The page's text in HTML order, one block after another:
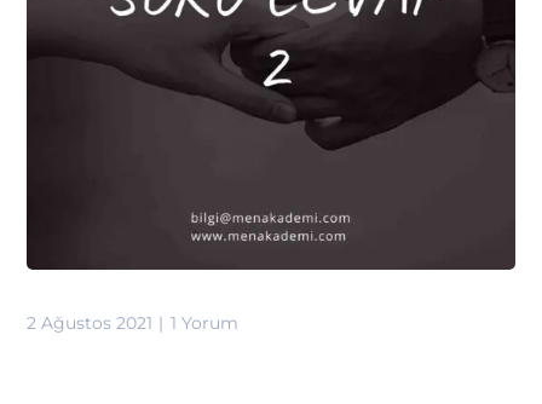
2 Ağustos 2021 1 Yorum